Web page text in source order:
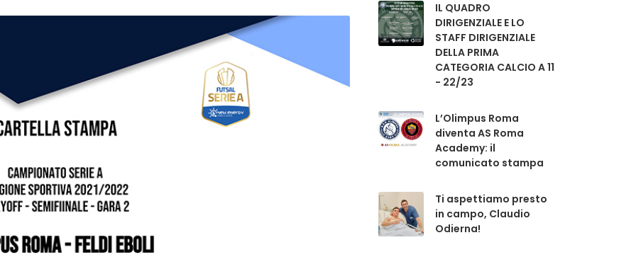
IL QUADRO
DIRIGENZIALE E LO
STAFF DIRIGENZIALE
DELLA PRIMA
CATEGORIA CALCIO A 11
- 22/23
L’Olimpus Roma
diventa AS Roma
Academy: il
comunicato stampa
Ti aspettiamo presto
in campo, Claudio
Odierna!